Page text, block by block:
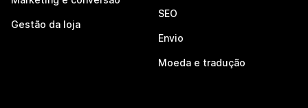
Gestão da loja
SEO
Envio
Moeda e tradução